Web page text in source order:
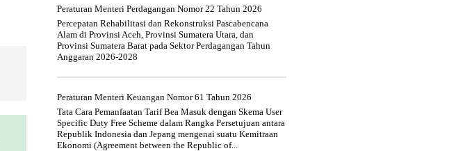
Peraturan Menteri Perdagangan Nomor 22 Tahun 2026
Percepatan Rehabilitasi dan Rekonstruksi Pascabencana
Alam di Provinsi Aceh, Provinsi Sumatera Utara, dan
Provinsi Sumatera Barat pada Sektor Perdagangan Tahun
Anggaran 2026-2028
Peraturan Menteri Keuangan Nomor 61 Tahun 2026
Tata Cara Pemanfaatan Tarif Bea Masuk dengan Skema User
Specific Duty Free Scheme dalam Rangka Persetujuan antara
Republik Indonesia dan Jepang mengenai suatu Kemitraan
Ekonomi (Agreement between the Republic of...